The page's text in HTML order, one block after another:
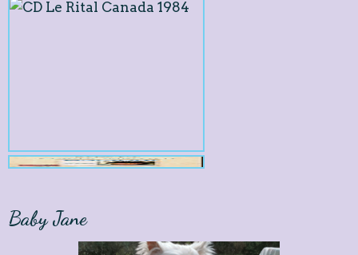
Baby Jane